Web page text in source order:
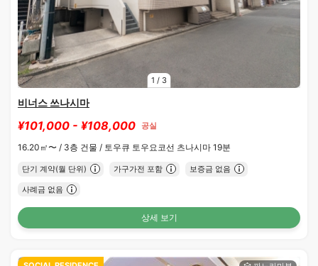
1 / 3
비너스 쓰나시마
¥101,000 - ¥108,000 공실
16.20㎡〜 / 3층 건물 / 토우큐 토우요코선 츠나시마 19분
단기 계약(월 단위) 가구가전 포함 보증금 없음
사례금 없음
상세 보기